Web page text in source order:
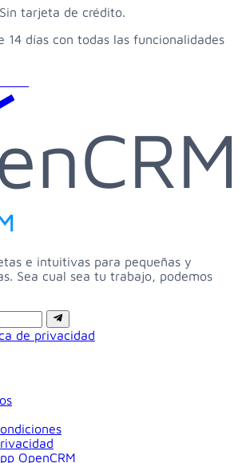
tarjeta de crédito.
14 días con todas las funcionalidades
e intuitivas para pequeñas y
Sea cual sea tu trabajo, podemos
Suscribirse
de privacidad
OpenCRM